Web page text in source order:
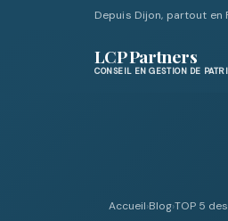
Depuis Dijon, partout en
LCP Partners
CONSEIL EN GESTION DE
Accueil›Blog›TOP 5